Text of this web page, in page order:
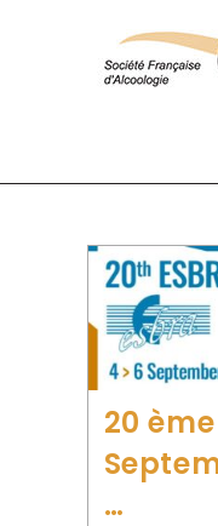
Panneau de gestion
20
…